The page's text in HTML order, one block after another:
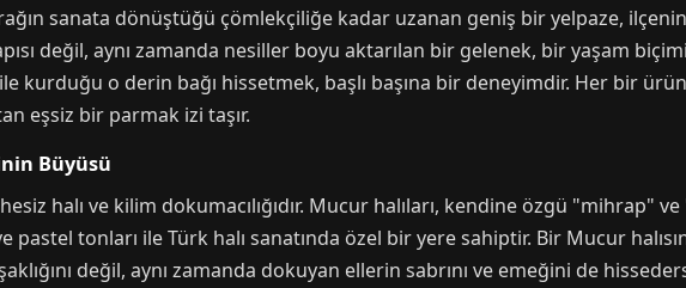
sanata dönüştüğü çömlekçiliğe kadar uzanan geniş bir yelpaze,
değil, aynı zamanda nesiller boyu aktarılan bir gelenek, bir yaşam
kurduğu o derin bağı hissetmek, başlı başına bir deneyimdir. Her bir
eşsiz bir parmak izi taşır.
Büyüsü
halı ve kilim dokumacılığıdır. Mucur halıları, kendine özgü "mihrap"
tonları ile Türk halı sanatında özel bir yere sahiptir. Bir Mucur
değil, aynı zamanda dokuyan ellerin sabrını ve emeğini de